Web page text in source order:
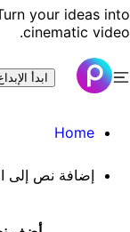
your ideas
cinematic
ابدأ الإبداع
Home
إضافة نص إلى